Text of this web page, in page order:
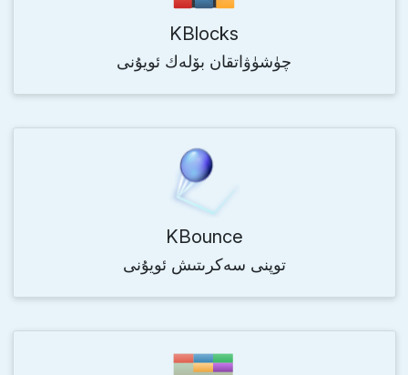
KBlocks
چۈشۈۋاتقان بۆلەك ئويۇنى
KBounce
توپنى سەكرىتىش ئويۇنى